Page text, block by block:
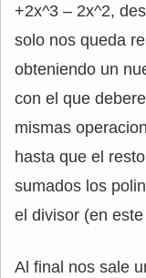
+2x^3 – 2x^2,
solo nos queda
obteniendo un
con el que
mismas
hasta que el
sumados los
el divisor (en
Al final nos sale